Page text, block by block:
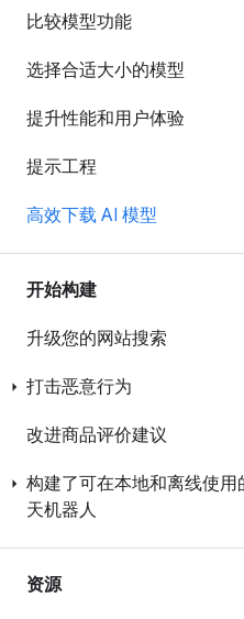
比较模型功能
选择合适大小的模型
提升性能和用户体验
提示工程
高效下载 AI 模型
开始构建
升级您的网站搜索
打击恶意行为
改进商品评价建议
构建了可在本地和离线使用
天机器人
资源